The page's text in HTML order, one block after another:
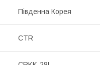
Південна Корея
CTR